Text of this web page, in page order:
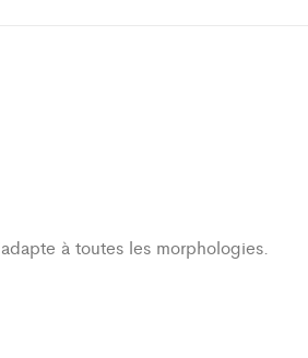
à toutes les morphologies.